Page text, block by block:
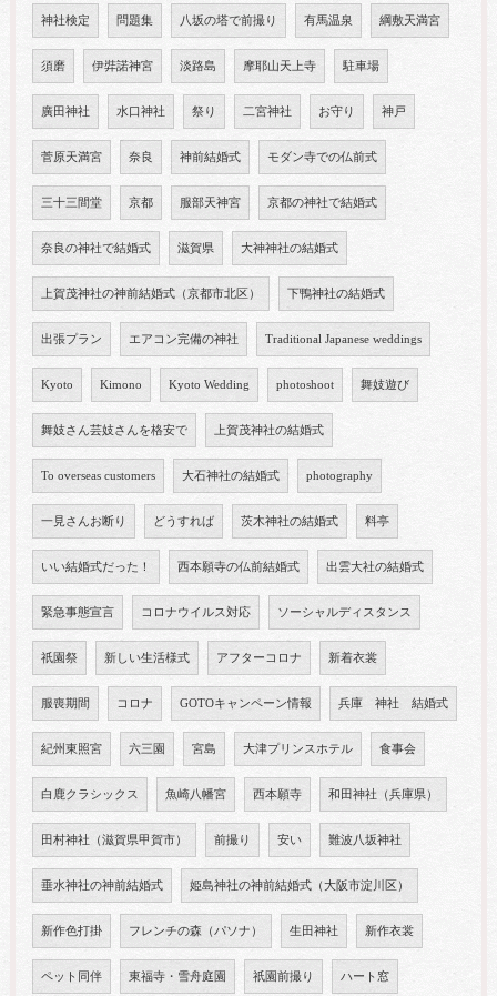
神社検定 問題集 八坂の塔で前撮り 有馬温泉 綱敷天満宮
須磨 伊弉諾神宮 淡路島 摩耶山天上寺 駐車場
廣田神社 水口神社 祭り 二宮神社 お守り 神戸
菅原天満宮 奈良 神前結婚式 モダン寺での仏前式
三十三間堂 京都 服部天神宮 京都の神社で結婚式
奈良の神社で結婚式 滋賀県 大神神社の結婚式
上賀茂神社の神前結婚式（京都市北区） 下鴨神社の結婚式
出張プラン エアコン完備の神社 Traditional Japanese weddings
Kyoto Kimono Kyoto Wedding photoshoot 舞妓遊び
舞妓さん芸妓さんを格安で 上賀茂神社の結婚式
To overseas customers 大石神社の結婚式 photography
一見さんお断り どうすれば 茨木神社の結婚式 料亭
いい結婚式だった！ 西本願寺の仏前結婚式 出雲大社の結婚式
緊急事態宣言 コロナウイルス対応 ソーシャルディスタンス
祇園祭 新しい生活様式 アフターコロナ 新着衣裳
服喪期間 コロナ GOTOキャンペーン情報 兵庫 神社 結婚式
紀州東照宮 六三園 宮島 大津プリンスホテル 食事会
白鹿クラシックス 魚崎八幡宮 西本願寺 和田神社（兵庫県）
田村神社（滋賀県甲賀市） 前撮り 安い 難波八坂神社
垂水神社の神前結婚式 姫島神社の神前結婚式（大阪市淀川区）
新作色打掛 フレンチの森（パソナ） 生田神社 新作衣裳
ペット同伴 東福寺・雪舟庭園 祇園前撮り ハート窓